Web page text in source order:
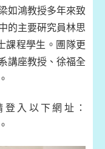
如鴻教授多年來致
的主要硏究員林思
課程學生。圑隊更
講座教授、徐福全
入以下網址：
。